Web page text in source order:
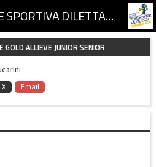
ASSOCIAZIONE SPORTIVA DILETTANTISTICA GINNASTICA ARTISTICA RECANATI
GOLD ALLIEVE JUNIOR SENIOR
X Email